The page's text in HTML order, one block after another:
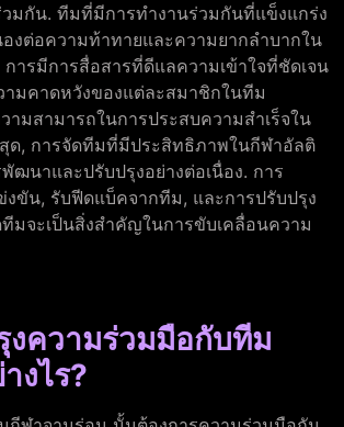
มกัน. ทีมที่มีการทำงานร่วมกันที่แข็งแกร่ง
งต่อความท้าทายและความยากลำบากใน
ารมีการสื่อสารที่ดีแลความเข้าใจที่ชัดเจน
มคาดหวังของแต่ละสมาชิกในทีม
ามสามารถในการประสบความสำเร็จใน
ด, การจัดทีมที่มีประสิทธิภาพในกีฬาอัลติ
ฒนาและปรับปรุงอย่างต่อเนื่อง. การ
งขัน, รับฟีดแบ็คจากทีม, และการปรับปรุง
มจะเป็นสิ่งสำคัญในการขับเคลื่อนความ
งความร่วมมือกับทีม
งไร?